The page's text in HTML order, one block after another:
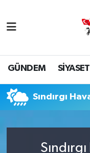
GÜNDEM SİYASET
Sındırgı
SİYASET
EĞİTİM
Yalova
Yalova Hava
Puan Durumu